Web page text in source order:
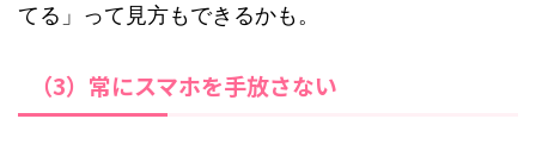
てる」って見方もできるかも。
（3）常にスマホを手放さない